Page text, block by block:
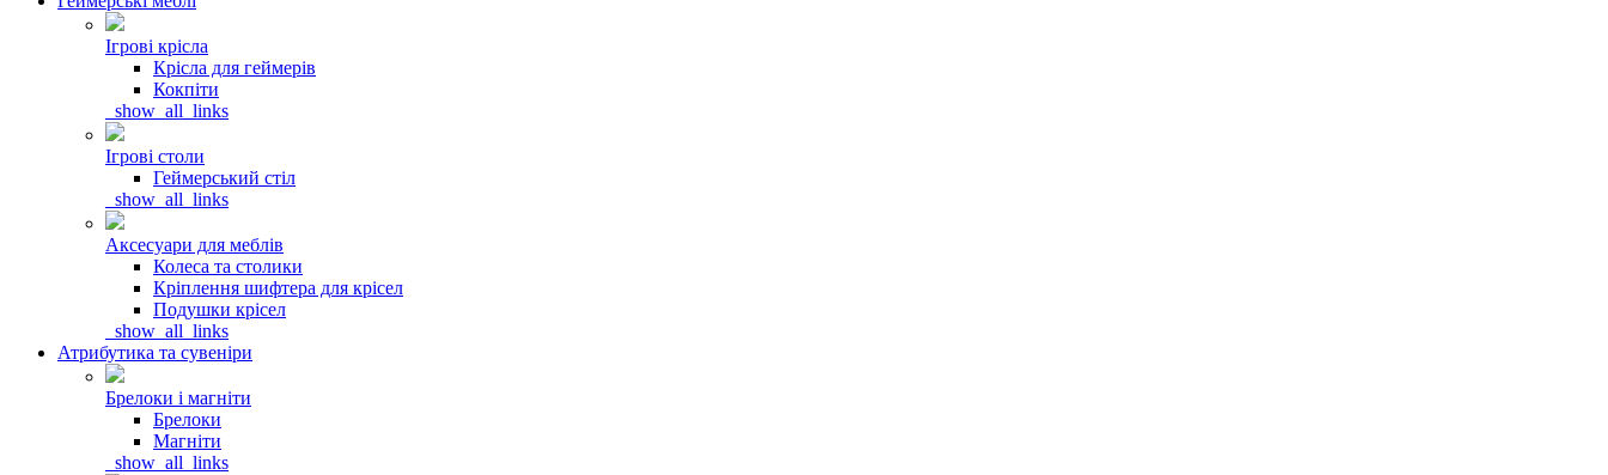
Ігрові крісла
Крісла для геймерів
Кокпіти
_show_all_links
Ігрові столи
Геймерський стіл
_show_all_links
Аксесуари для меблів
Колеса та столики
Кріплення шифтера для крісел
Подушки крісел
_show_all_links
Атрибутика та сувеніри
Брелоки і магніти
Брелоки
Магніти
_show_all_links